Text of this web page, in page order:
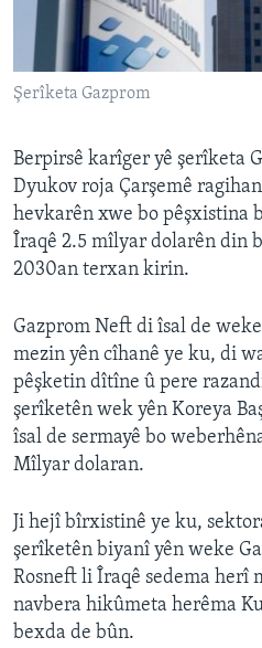
ÇAND Û HUNER
SERNIVÎS
SORANÎ
Learning English
FOLLOW US
Zimanên Din
Şerîketa Gazprom
Berpirsê karîger yê şerîketa
Dyukov roja Çarşemê
hevkarên xwe bo pêşxistina
Îraqê 2.5 mîlyar dolarên din
2030an terxan kirin.
Gazprom Neft di îsal de
mezin yên cîhanê ye ku, di
pêşketin dîtîne û pere
şerîketên wek yên Koreya
îsal de sermayê bo
Mîlyar dolaran.
Ji hejî bîrxistinê ye ku,
şerîketên biyanî yên weke
Rosneft li Îraqê sedema herî
navbera hikûmeta herêma
bexda de bûn.